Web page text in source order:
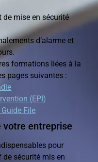
de mise en sécurité
d’alarme et
formations liées à la
pages suivantes :
(EPI)
File
votre entreprise
pour
de sécurité mis en